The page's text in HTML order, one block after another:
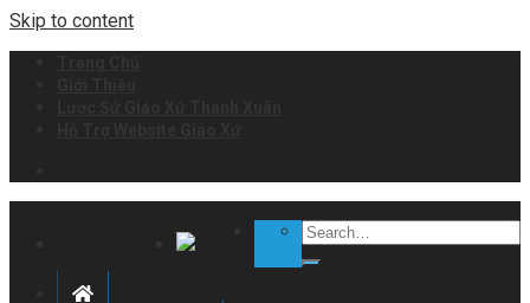
Skip to content